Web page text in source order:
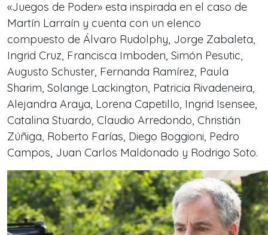
«Juegos de Poder» esta inspirada en el caso de
Martín Larraín y cuenta con un elenco
compuesto de Álvaro Rudolphy, Jorge Zabaleta,
Ingrid Cruz, Francisca Imboden, Simón Pesutic,
Augusto Schuster, Fernanda Ramírez, Paula
Sharim, Solange Lackington, Patricia Rivadeneira,
Alejandra Araya, Lorena Capetillo, Ingrid Isensee,
Catalina Stuardo, Claudio Arredondo, Christián
Zúñiga, Roberto Farías, Diego Boggioni, Pedro
Campos, Juan Carlos Maldonado y Rodrigo Soto.